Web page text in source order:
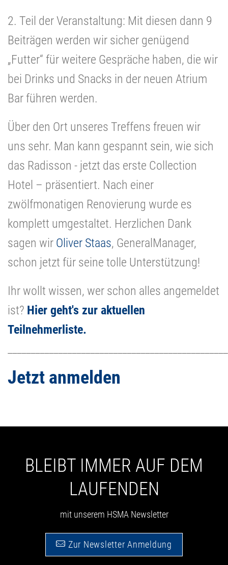
2. Teil der Veranstaltung: Mit diesen dann 9
Beiträgen werden wir sicher genügend
„Futter“ für weitere Gespräche haben, die wir
bei Drinks und Snacks in der neuen Atrium
Bar führen werden.
Über den Ort unseres Treffens freuen wir
uns sehr. Man kann gespannt sein, wie sich
das Radisson - jetzt das erste Collection
Hotel – präsentiert. Nach einer
zwölfmonatigen Renovierung wurde es
komplett umgestaltet. Herzlichen Dank
sagen wir Oliver Staas, GeneralManager,
schon jetzt für seine tolle Unterstützung!
Ihr wollt wissen, wer schon alles angemeldet
ist? Hier geht's zur aktuellen
Teilnehmerliste.
Jetzt anmelden
BLEIBT IMMER AUF DEM
LAUFENDEN
mit unserem HSMA Newsletter
Zur Newsletter Anmeldung